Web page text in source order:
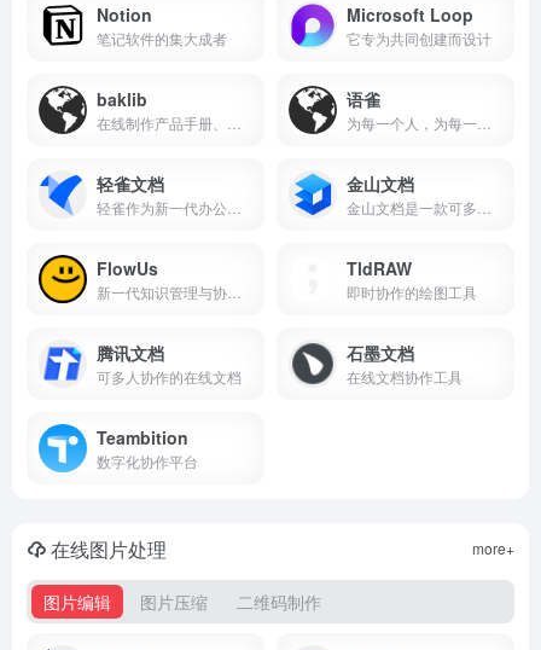
Notion
笔记软件的集大成者
Microsoft Loop
它专为共同创建而设计
baklib 语雀
轻雀文档 金山文档
FlowUs TldRAW
即时协作的绘图工具
腾讯文档
可多人协作的在线文档
石墨文档
在线文档协作工具
Teambition
数字化协作平台
在线图片处理
图片编辑 图片压缩 二维码制作
more+